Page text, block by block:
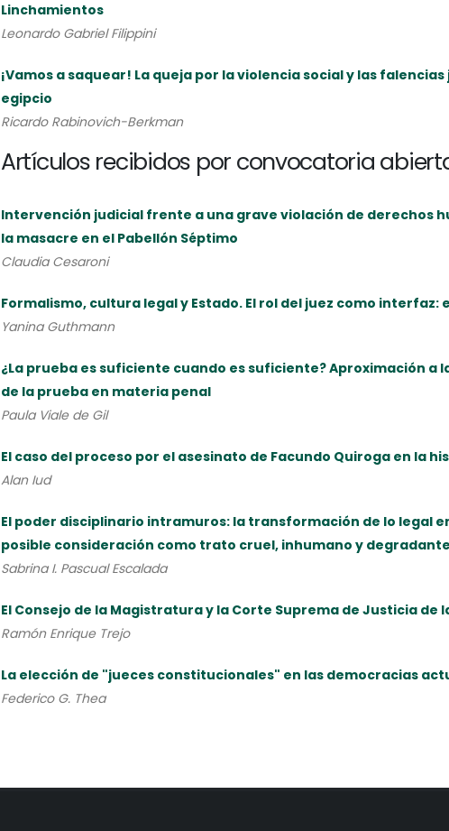
Linchamientos
Leonardo Gabriel Filippini
¡Vamos a saquear! La queja por la violencia social y las
egipcio
Ricardo Rabinovich-Berkman
Artículos recibidos por convocatoria
Intervención judicial frente a una grave violación de derechos
la masacre en el Pabellón Séptimo
Claudia Cesaroni
Formalismo, cultura legal y Estado. El rol del juez como
Yanina Guthmann
¿La prueba es suficiente cuando es suficiente? Aproximación
de la prueba en materia penal
Paula Viale de Gil
El caso del proceso por el asesinato de Facundo Quiroga en la
Alan Iud
El poder disciplinario intramuros: la transformación de lo legal
posible consideración como trato cruel, inhumano y
Sabrina I. Pascual Escalada
El Consejo de la Magistratura y la Corte Suprema de Justicia de
Ramón Enrique Trejo
La elección de "jueces constitucionales" en las democracias
Federico G. Thea